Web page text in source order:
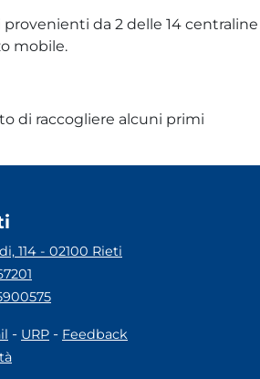
da 2 delle 14 centraline
mobile.
di raccogliere alcuni primi
114 - 02100 Rieti
- URP - Feedback